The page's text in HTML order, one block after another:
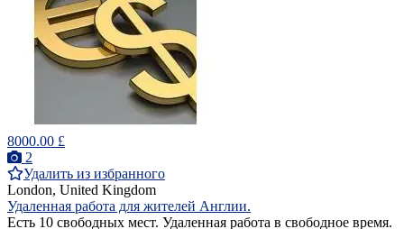
8000.00 £
2
Удалить из избранного
London, United Kingdom
Удаленная работа для жителей Англии.
Есть 10 свободных мест. Удаленная работа в свободное время.